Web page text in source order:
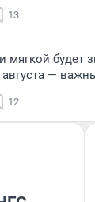
13
мягкой будет
августа —
12